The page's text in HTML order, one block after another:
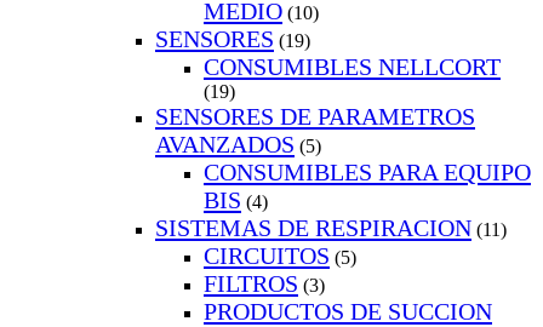
MEDIO (10)
SENSORES (19)
CONSUMIBLES NELLCORT
(19)
SENSORES DE PARAMETROS
AVANZADOS (5)
CONSUMIBLES PARA EQUIPO
BIS (4)
SISTEMAS DE RESPIRACION (11)
CIRCUITOS (5)
FILTROS (3)
PRODUCTOS DE SUCCION